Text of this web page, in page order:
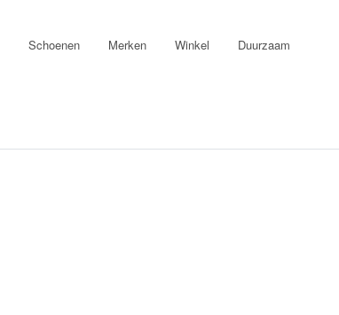
Schoenen Merken Winkel Duurzaam